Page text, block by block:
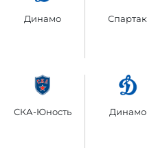
Динамо Спартак
СКА-Юность Динамо